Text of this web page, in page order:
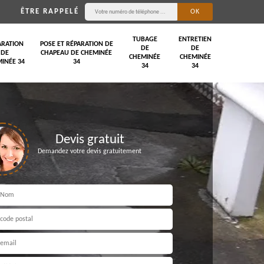
ÊTRE RAPPELÉ
DE
34
POSE ET RÉPARATION DE
CHAPEAU DE CHEMINÉE
34
TUBAGE
DE
CHEMINÉE
34
ENTRETIEN
DE
CHEMINÉE
34
Devis gratuit
Demandez votre devis gratuitement